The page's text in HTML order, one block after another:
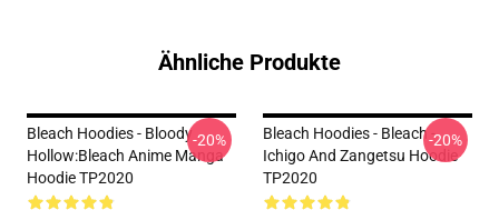
Ähnliche Produkte
Bleach Hoodies - Bloody
Hollow:Bleach Anime Manga
Hoodie TP2020
-20%
Bleach Hoodies - Bleach -
Ichigo And Zangetsu Hoodie
TP2020
-20%